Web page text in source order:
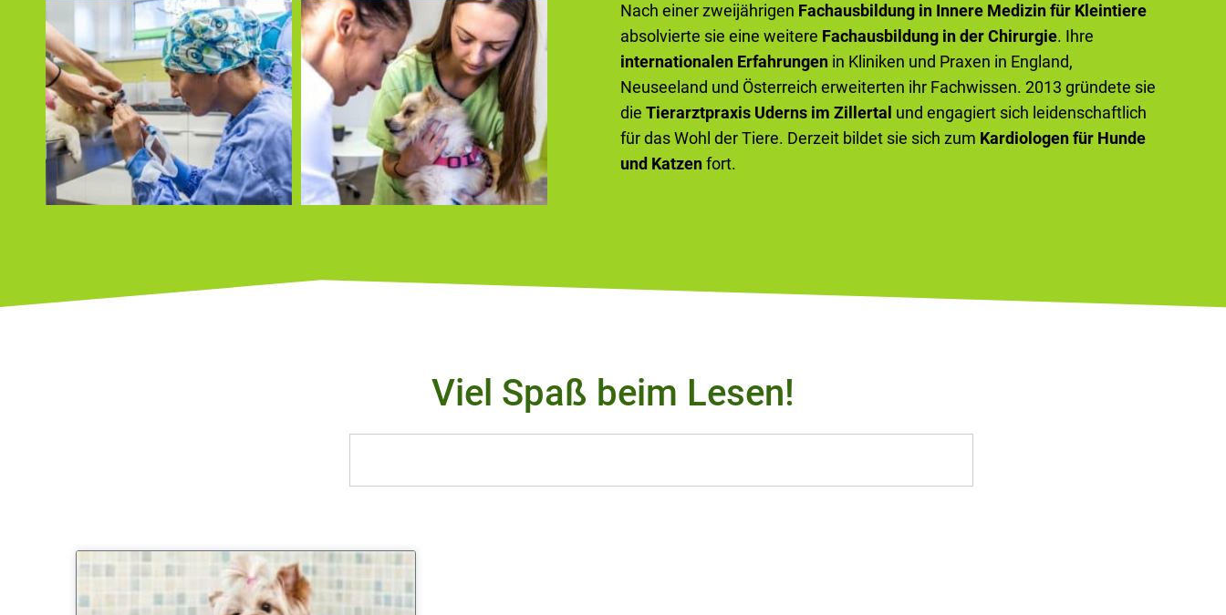
Nach einer zweijährigen Fachausbildung in Innere Medizin für Kleintiere
absolvierte sie eine weitere Fachausbildung in der Chirurgie. Ihre
internationalen Erfahrungen in Kliniken und Praxen in England,
Neuseeland und Österreich erweiterten ihr Fachwissen. 2013 gründete sie
die Tierarztpraxis Uderns im Zillertal und engagiert sich leidenschaftlich
für das Wohl der Tiere. Derzeit bildet sie sich zum Kardiologen für Hunde
und Katzenfort.
Viel Spaß beim Lesen!